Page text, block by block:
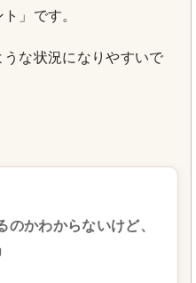
」です。
な状況になりやすいで
のかわからないけど、